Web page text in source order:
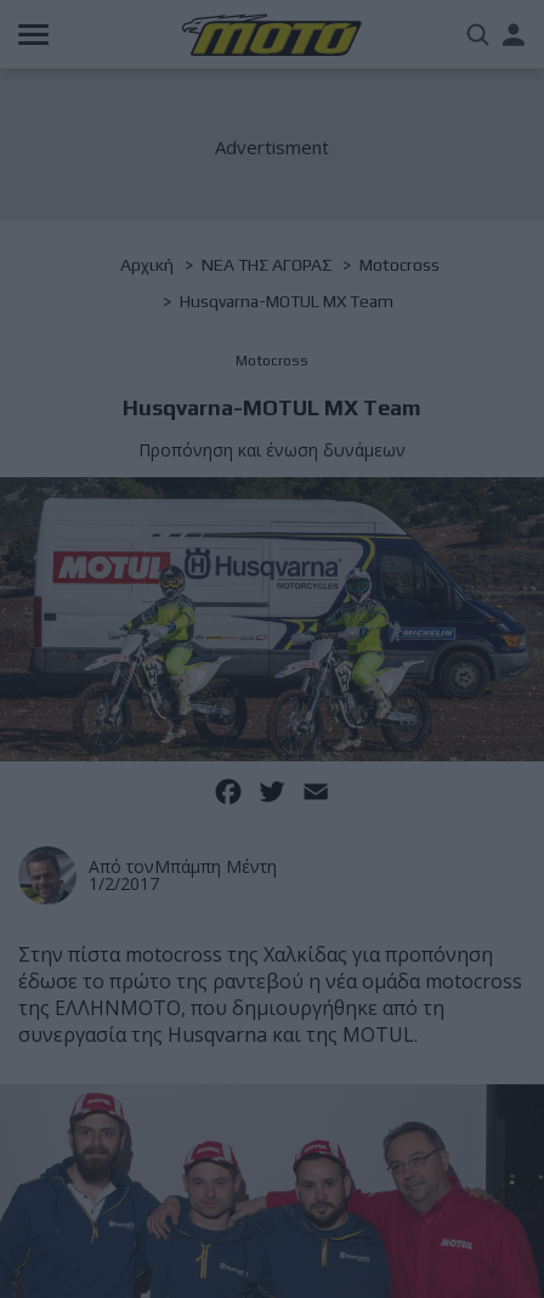
Παράκαμψη
προς
Breadcrumb
Αρχική NΕΑ ΤΗΣ ΑΓΟΡΑΣ
Motocross
Husqvarna-MOTUL MX Team
Motocross
Husqvarna-MOTUL MX Team
Προπόνηση και ένωση δυνάμεων
Facebook
Twitter
Από τονΜπάμπη Μέντη
1/2/2017
Στην πίστα motocross της Χαλκίδας για προπόνηση
έδωσε το πρώτο της ραντεβού η νέα ομάδα motocross
της ΕΛΛΗΝΜΟΤΟ, που δημιουργήθηκε από τη
συνεργασία της Husqvarna και της MOTUL.